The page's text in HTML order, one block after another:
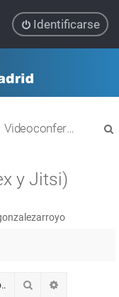
Identificarse
Videoconferencias (Webex y Jitsi)
y Jitsi)
Buscar